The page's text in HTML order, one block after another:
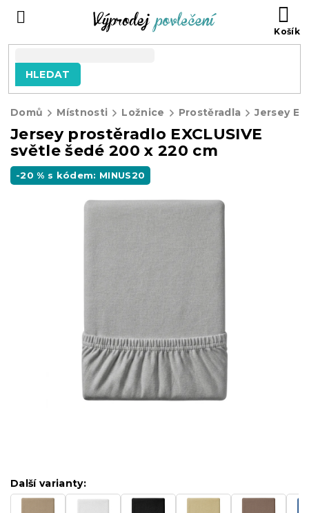
HLEDAT
Domů Místnosti Ložnice Prostěradla Jersey
Jersey prostěradlo EXCLUSIVE
světle šedé 200 x 220 cm
-20 % s kódem: MINUS20
Další varianty: